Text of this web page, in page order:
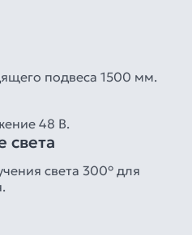
подвеса 1500 мм.
48 В.
света
света 300° для